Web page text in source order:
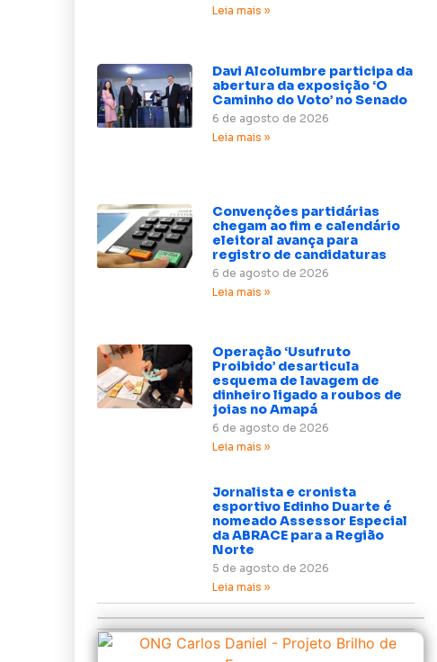
Leia mais »
Davi Alcolumbre participa da
abertura da exposição ‘O
Caminho do Voto’ no Senado
6 de agosto de 2026
Leia mais »
Convenções partidárias
chegam ao fim e calendário
eleitoral avança para
registro de candidaturas
6 de agosto de 2026
Leia mais »
Operação ‘Usufruto
Proibido’ desarticula
esquema de lavagem de
dinheiro ligado a roubos de
joias no Amapá
6 de agosto de 2026
Leia mais »
Jornalista e cronista
esportivo Edinho Duarte é
nomeado Assessor Especial
da ABRACE para a Região
Norte
5 de agosto de 2026
Leia mais »